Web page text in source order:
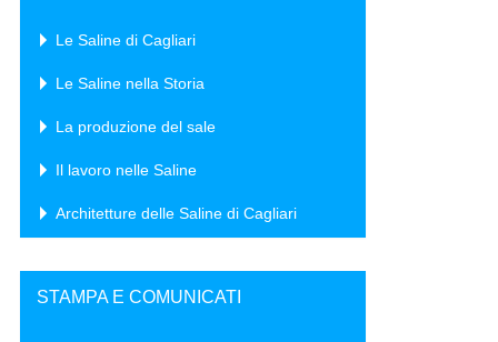
Le Saline di Cagliari
Le Saline nella Storia
La produzione del sale
Il lavoro nelle Saline
Architetture delle Saline di Cagliari
STAMPA E COMUNICATI